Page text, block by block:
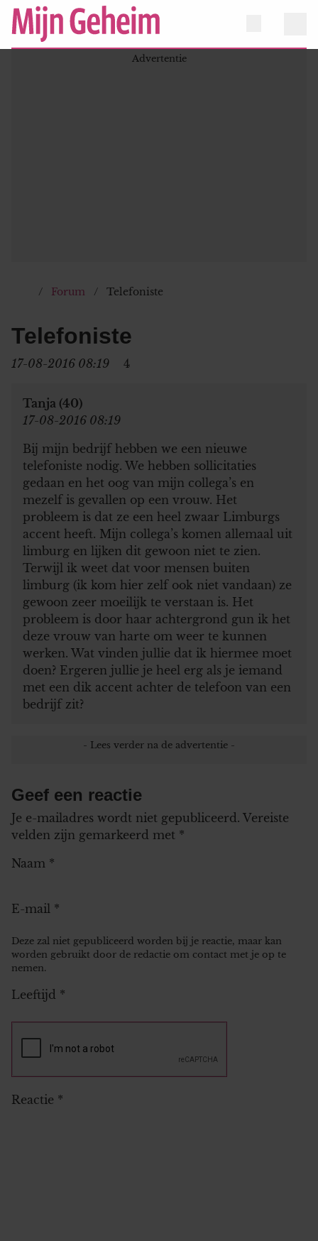
Forum Telefoniste
Telefoniste
17-08-2016 08:19 4
Tanja (40)
17-08-2016 08:19
Bij mijn bedrijf hebben we een nieuwe
telefoniste nodig. We hebben sollicitaties
gedaan en het oog van mijn collega’s en
mezelf is gevallen op een vrouw. Het
probleem is dat ze een heel zwaar Limburgs
accent heeft. Mijn collega’s komen allemaal uit
limburg en lijken dit gewoon niet te zien.
Terwijl ik weet dat voor mensen buiten
limburg (ik kom hier zelf ook niet vandaan) ze
gewoon zeer moeilijk te verstaan is. Het
probleem is door haar achtergrond gun ik het
deze vrouw van harte om weer te kunnen
werken. Wat vinden jullie dat ik hiermee moet
doen? Ergeren jullie je heel erg als je iemand
met een dik accent achter de telefoon van een
bedrijf zit?
Geef een reactie
Je e-mailadres wordt niet gepubliceerd. Vereiste
velden zijn gemarkeerd met *
Naam *
E-mail *
Deze zal niet gepubliceerd worden bij je reactie, maar kan
worden gebruikt door de redactie om contact met je op te
nemen.
Leeftijd *
Reactie *